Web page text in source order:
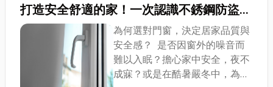
光罩、玻璃屋、鍛鐵藝術門窗、防盜門都深得使用者
的信
打造安全舒適的家！一次認識不銹鋼防盜門
窗到氣密鋁門的8大關鍵建材安裝
為何選對門窗，決定居家品質與
安全感？ 是否因窗外的噪音而
難以入眠？擔心家中安全，夜不
成寐？或是在酷暑嚴冬中，為了